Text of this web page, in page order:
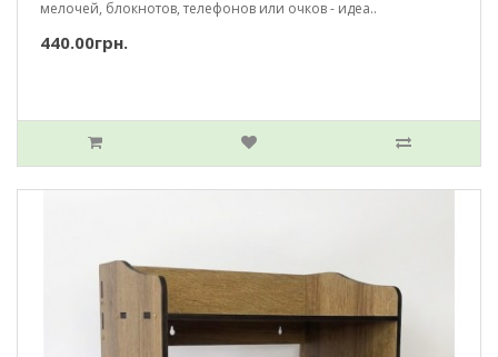
мелочей, блокнотов, телефонов или очков - идеа..
440.00грн.